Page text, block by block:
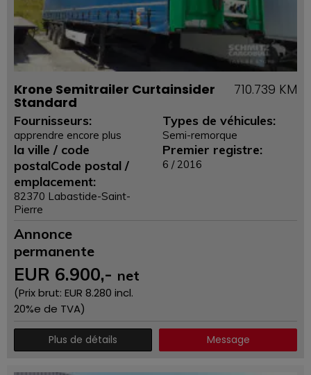
Krone Semitrailer Curtainsider
Standard
710.739 KM
Fournisseurs:
apprendre encore plus
la ville / code
postalCode postal /
emplacement:
82370 Labastide-Saint-
Pierre
Types de véhicules:
Semi-remorque
Premier registre:
6 / 2016
Annonce
permanente
EUR 6.900,- net
(Prix ​​brut: EUR 8.280 incl.
20%e de TVA)
Plus de détails Message